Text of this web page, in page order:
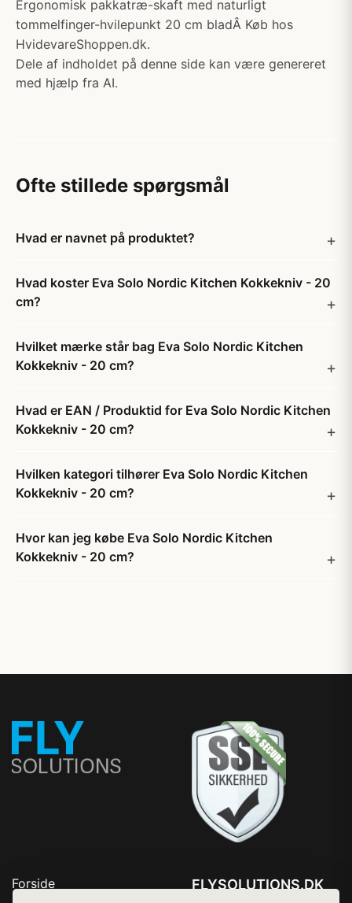
Ergonomisk pakkatræ-skaft med naturligt
tommelfinger-hvilepunkt 20 cm bladÂ Køb hos
HvidevareShoppen.dk.
Dele af indholdet på denne side kan være genereret
med hjælp fra AI.
Ofte stillede spørgsmål
Hvad er navnet på produktet?
Hvad koster Eva Solo Nordic Kitchen Kokkekniv - 20
cm?
Hvilket mærke står bag Eva Solo Nordic Kitchen
Kokkekniv - 20 cm?
Hvad er EAN / Produktid for Eva Solo Nordic Kitchen
Kokkekniv - 20 cm?
Hvilken kategori tilhører Eva Solo Nordic Kitchen
Kokkekniv - 20 cm?
Hvor kan jeg købe Eva Solo Nordic Kitchen
Kokkekniv - 20 cm?
Forside
FLYSOLUTIONS.DK